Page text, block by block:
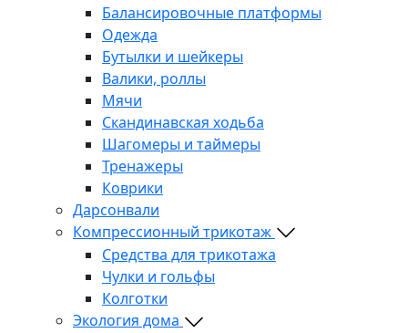
Балансировочные платформы
Одежда
Бутылки и шейкеры
Валики, роллы
Мячи
Скандинавская ходьба
Шагомеры и таймеры
Тренажеры
Коврики
Дарсонвали
Компрессионный трикотаж
Средства для трикотажа
Чулки и гольфы
Колготки
Экология дома